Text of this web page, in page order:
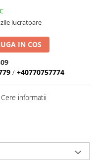
zile lucratoare
IN COS
/ +40770757774
informatii